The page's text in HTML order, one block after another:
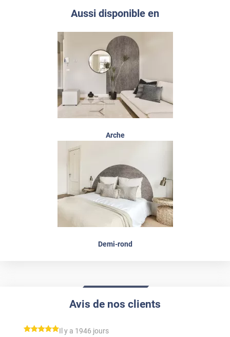
Aussi disponible en
Arche
Demi-rond
Avis de nos clients
*****
Il y a 1946 jours